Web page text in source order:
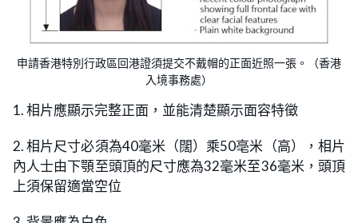
申請香港特別行政區回港證須提交不戴帽的正面近照一張。（香港
入境事務處）
1. 相片應顯示完整正面，並能清楚顯示面容特徵
2. 相片尺寸必須為40毫米（闊）乘50亳米（高），相片
內人士由下顎至頭頂的尺寸應為32毫米至36毫米，頭頂
上須保留適當空位